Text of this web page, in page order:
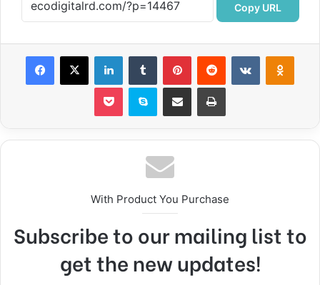
Copy URL
Facebook
X LinkedInTumblr PinterestReddit VKontakte
Pocket Skype Compartir por correo electrónicoImprimir
With Product You Purchase
Subscribe to our mailing list to
get the new updates!